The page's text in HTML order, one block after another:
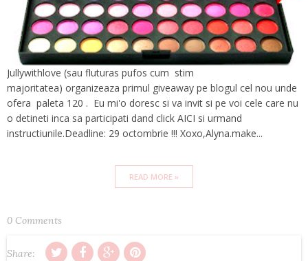
Jullywithlove (sau fluturas pufos cum stim
majoritatea) organizeaza primul giveaway pe blogul cel nou unde
ofera paleta 120 . Eu mi'o doresc si va invit si pe voi cele care nu
o detineti inca sa participati dand click AICI si urmand
instructiunile.Deadline: 29 octombrie !!! Xoxo,Alyna.make...
READ MORE »
0 Comments
Share: